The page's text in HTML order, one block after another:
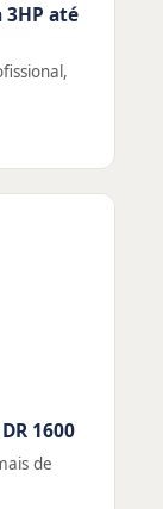
3HP até
1600
de